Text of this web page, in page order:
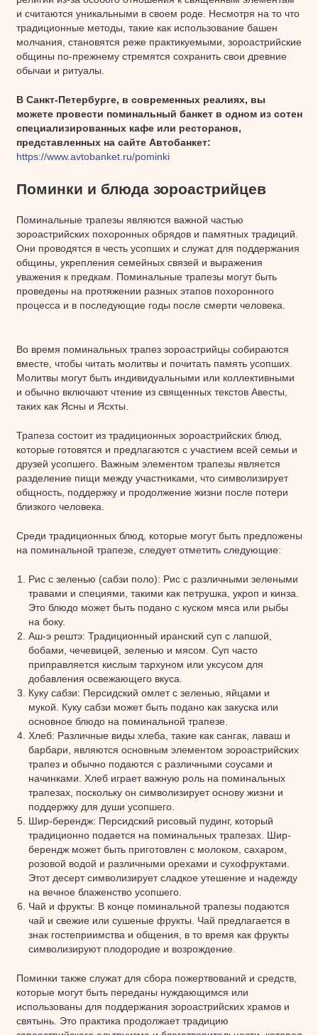
и считаются уникальными в своем роде. Несмотря на то что
традиционные методы, такие как использование башен
молчания, становятся реже практикуемыми, зороастрийские
общины по-прежнему стремятся сохранить свои древние
обычаи и ритуалы.
В Санкт-Петербурге, в современных реалиях, вы
можете провести поминальный банкет в одном из сотен
специализированных кафе или ресторанов,
представленных на сайте Автобанкет:
https://www.avtobanket.ru/pominki
Поминки и блюда зороастрийцев
Поминальные трапезы являются важной частью
зороастрийских похоронных обрядов и памятных традиций.
Они проводятся в честь усопших и служат для поддержания
общины, укрепления семейных связей и выражения
уважения к предкам. Поминальные трапезы могут быть
проведены на протяжении разных этапов похоронного
процесса и в последующие годы после смерти человека.
Во время поминальных трапез зороастрийцы собираются
вместе, чтобы читать молитвы и почитать память усопших.
Молитвы могут быть индивидуальными или коллективными
и обычно включают чтение из священных текстов Авесты,
таких как Ясны и Ясхты.
Трапеза состоит из традиционных зороастрийских блюд,
которые готовятся и предлагаются с участием всей семьи и
друзей усопшего. Важным элементом трапезы является
разделение пищи между участниками, что символизирует
общность, поддержку и продолжение жизни после потери
близкого человека.
Среди традиционных блюд, которые могут быть предложены
на поминальной трапезе, следует отметить следующие:
Рис с зеленью (сабзи поло): Рис с различными зелеными
травами и специями, такими как петрушка, укроп и кинза.
Это блюдо может быть подано с куском мяса или рыбы
на боку.
Аш-э рештэ: Традиционный иранский суп с лапшой,
бобами, чечевицей, зеленью и мясом. Суп часто
приправляется кислым тархуном или уксусом для
добавления освежающего вкуса.
Куку сабзи: Персидский омлет с зеленью, яйцами и
мукой. Куку сабзи может быть подано как закуска или
основное блюдо на поминальной трапезе.
Хлеб: Различные виды хлеба, такие как сангак, лаваш и
барбари, являются основным элементом зороастрийских
трапез и обычно подаются с различными соусами и
начинками. Хлеб играет важную роль на поминальных
трапезах, поскольку он символизирует основу жизни и
поддержку для души усопшего.
Шир-берендж: Персидский рисовый пудинг, который
традиционно подается на поминальных трапезах. Шир-
берендж может быть приготовлен с молоком, сахаром,
розовой водой и различными орехами и сухофруктами.
Этот десерт символизирует сладкое утешение и надежду
на вечное блаженство усопшего.
Чай и фрукты: В конце поминальной трапезы подаются
чай и свежие или сушеные фрукты. Чай предлагается в
знак гостеприимства и общения, в то время как фрукты
символизируют плодородие и возрождение.
Поминки также служат для сбора пожертвований и средств,
которые могут быть переданы нуждающимся или
использованы для поддержания зороастрийских храмов и
святынь. Это практика продолжает традицию